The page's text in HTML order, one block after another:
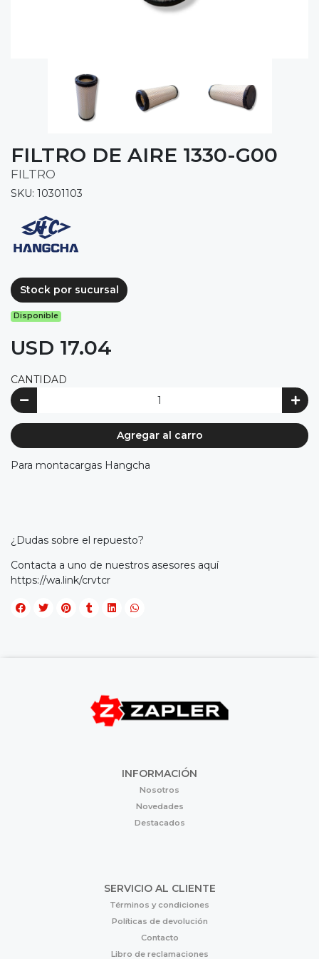
FILTRO DE AIRE 1330-G00
FILTRO
SKU: 10301103
Stock por sucursal
Disponible
USD 17.04
CANTIDAD
Agregar al carro
Para montacargas Hangcha
¿Dudas sobre el repuesto?
Contacta a uno de nuestros asesores aquí
https://wa.link/crvtcr
INFORMACIÓN
Nosotros
Novedades
Destacados
SERVICIO AL CLIENTE
Términos y condiciones
Políticas de devolución
Contacto
Libro de reclamaciones